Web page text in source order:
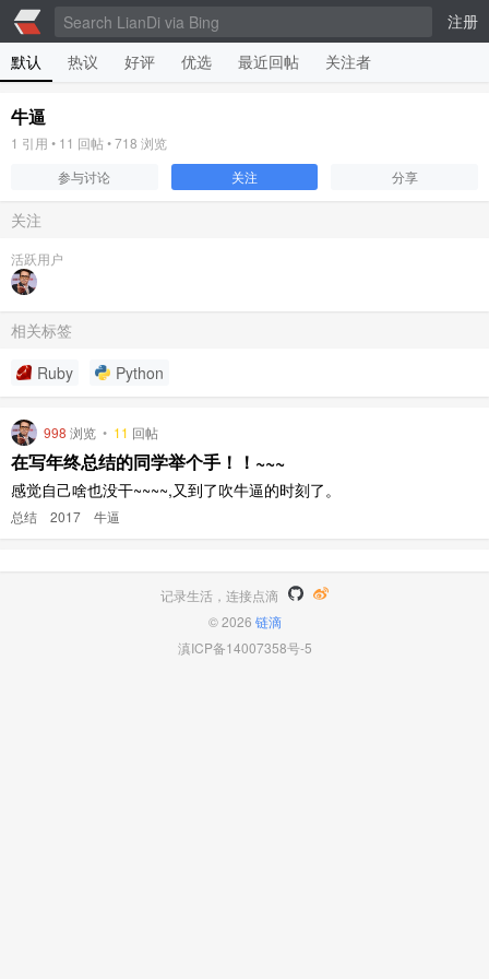
注册
默认
热议 好评 优选 最近回帖 关注者
牛逼
1 引用 • 11 回帖 •718 浏览
参与讨论
关注 分享
关注
活跃用户
相关标签
Ruby
Python
998 浏览 • 11 回帖
在写年终总结的同学举个手！！~~~
感觉自己啥也没干~~~~,又到了吹牛逼的时刻了。
总结 2017 牛逼
记录生活，连接点滴
© 2026 链滴
滇ICP备14007358号-5